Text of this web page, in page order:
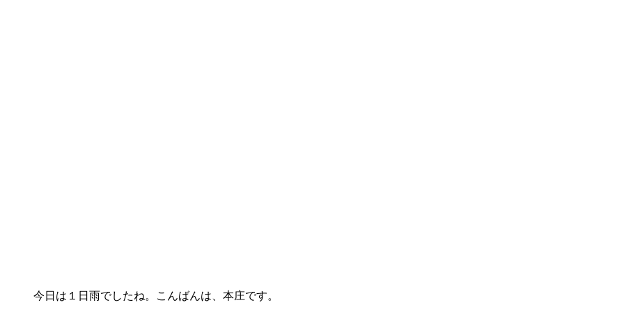
今日は１日雨でしたね。こんばんは、本庄です。